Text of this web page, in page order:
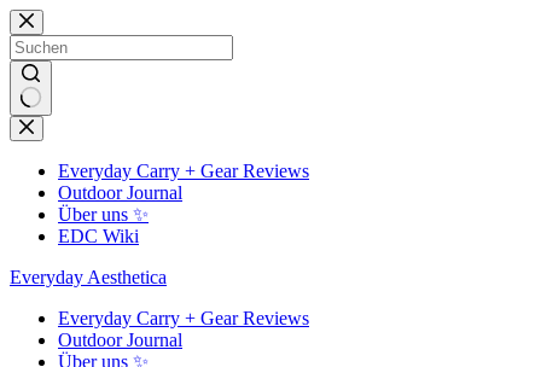
Zum
Inhalt
springen
Keine
Ergebnisse
Everyday Carry + Gear Reviews
Outdoor Journal
Über uns ✨
EDC Wiki
Everyday Aesthetica
Everyday Carry + Gear Reviews
Outdoor Journal
Über uns ✨